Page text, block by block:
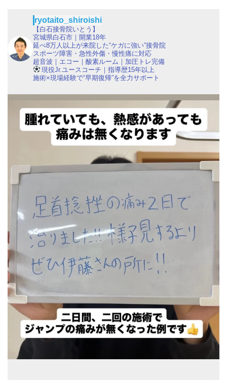
ryotaito_shiroishi
【白石接骨院いとう】
宮城県白石市｜開業18年
延べ8万人以上が来院した“ケガに強い”接骨院
スポーツ障害・急性外傷・慢性痛に対応
超音波｜エコー｜酸素ルーム｜加圧トレ完備
現役Jr.ユースコーチ｜指導歴15年以上
施術×現場経験で“早期復帰”を全力サポート